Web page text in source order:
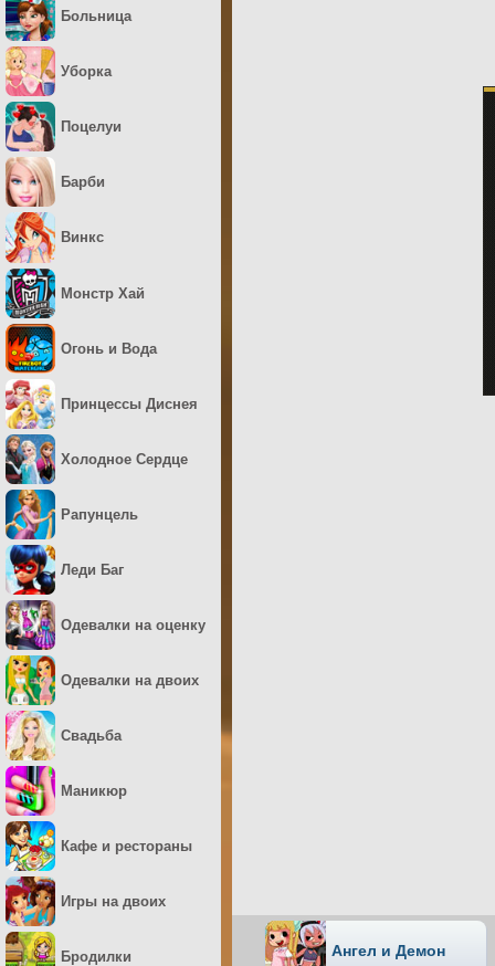
Ангел и Демон
Больница
Уборка
Поцелуи
Барби
Винкс
Монстр Хай
Огонь и Вода
Принцессы Диснея
Холодное Сердце
Рапунцель
Леди Баг
Одевалки на оценку
Одевалки на двоих
Свадьба
Маникюр
Кафе и рестораны
Игры на двоих
Бродилки